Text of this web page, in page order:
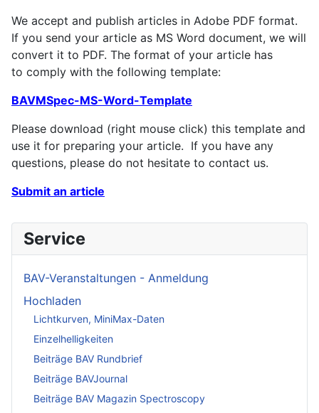
We accept and publish articles in Adobe PDF format.
If you send your article as MS Word document, we will
convert it to PDF. The format of your article has
to comply with the following template:
BAVMSpec-MS-Word-Template
Please download (right mouse click) this template and
use it for preparing your article. If you have any
questions, please do not hesitate to contact us.
Submit an article
Service
BAV-Veranstaltungen - Anmeldung
Hochladen
Lichtkurven, MiniMax-Daten
Einzelhelligkeiten
Beiträge BAV Rundbrief
Beiträge BAVJournal
Beiträge BAV Magazin Spectroscopy